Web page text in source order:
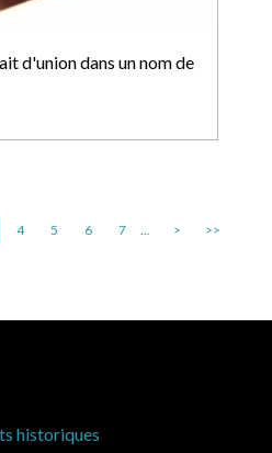
d'union dans un nom de
4 5 6 7 ... > >>